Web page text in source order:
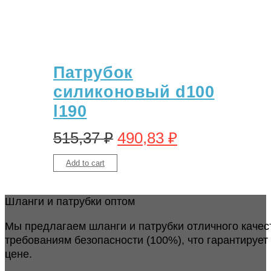
Патрубок
силиконовый d100
l190
515,37₽ 490,83 ₽
Add to cart
Шланги и патрубки оптом
Мы предлагаем шланги и патрубки отличного
требованиям безопасности (100%), что
цене.